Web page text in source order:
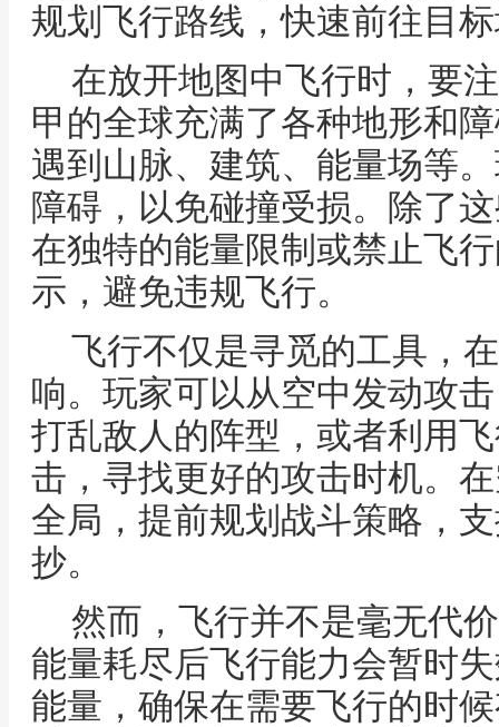
规划飞行路线，快速前往目
在放开地图中飞行时，要
甲的全球充满了各种地形和
遇到山脉、建筑、能量场等
障碍，以免碰撞受损。除了
在独特的能量限制或禁止飞
示，避免违规飞行。
飞行不仅是寻觅的工具，
响。玩家可以从空中发动攻
打乱敌人的阵型，或者利用
击，寻找更好的攻击时机。
全局，提前规划战斗策略，
抄。
然而，飞行并不是毫无代
能量耗尽后飞行能力会暂时
能量，确保在需要飞行的时